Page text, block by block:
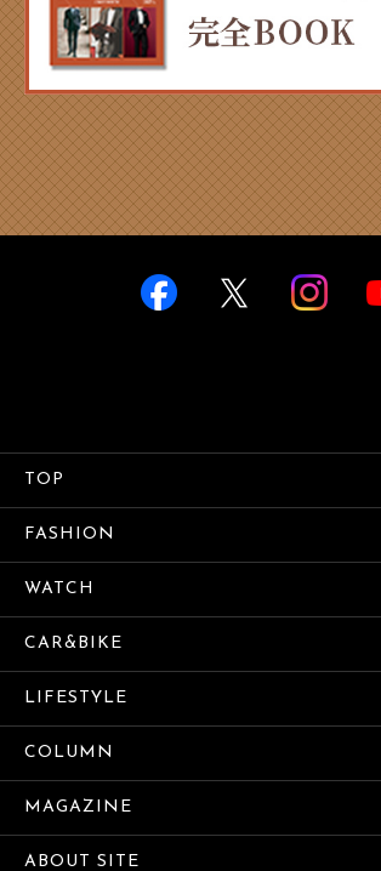
TOP
FASHION
WATCH
CAR&BIKE
LIFESTYLE
COLUMN
MAGAZINE
ABOUT SITE